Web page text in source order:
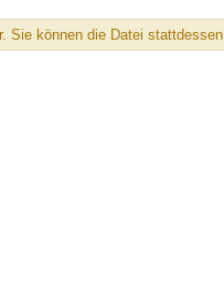
Sie können die Datei stattdessen